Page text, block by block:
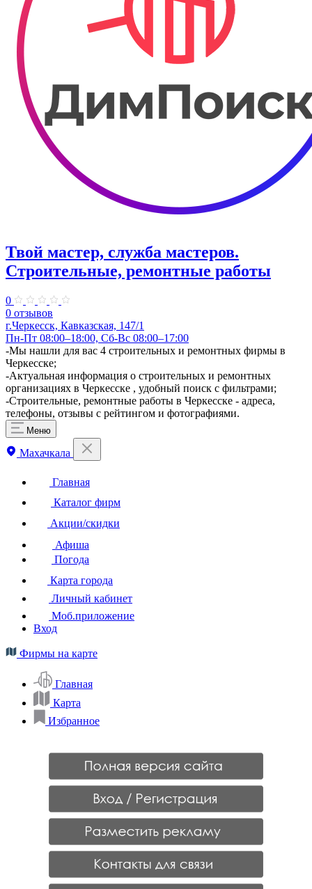
Твой мастер, служба мастеров.
Строительные, ремонтные работы
0
0 отзывов
г.Черкесск, Кавказская, 147/1
Пн-Пт 08:00–18:00, Сб-Вс 08:00–17:00
-Мы нашли для вас 4 строительных и ремонтных фирмы в
Черкесске;
-Актуальная информация о строительных и ремонтных
организациях в Черкесске , удобный поиск с фильтрами;
-Строительные, ремонтные работы в Черкесске - адреса,
телефоны, отзывы с рейтингом и фотографиями.
Меню
Махачкала
Главная
Каталог фирм
Акции/скидки
Афиша
Погода
Карта города
Личный кабинет
Моб.приложение
Вход
Фирмы на карте
Главная
Карта
Избранное